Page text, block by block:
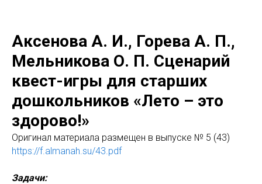
Аксенова А. И., Горева А. П.,
Мельникова О. П. Сценарий
квест-игры для старших
дошкольников «Лето – это
здорово!»
Оригинал материала размещен в выпуске № 5 (43)
https://f.almanah.su/43.pdf
Задачи: